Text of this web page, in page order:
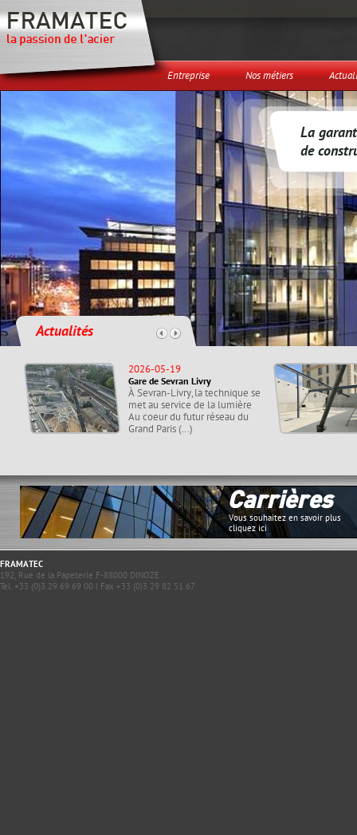
Entreprise Nos métiers
La
de
Actualités
2026-05-19
Gare de Sevran Livry
À Sevran-Livry, la technique se
met au service de la lumière
Au coeur du futur réseau du
Grand Paris (...)
Carrières
Vous souhaitez en savoir plus
cliquez ici
FRAMATEC
192, Rue de la Papeterie F-88000 DINOZE
Tel. +33 (0)3 29 69 69 00 | Fax +33 (0)3 29 82 51 67